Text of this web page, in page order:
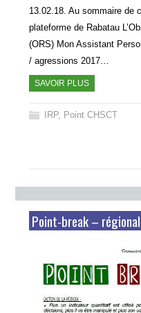
13.02.18. Au sommaire de
plateforme de Rabatau
(ORS) Mon Assistant
/ agressions 2017…
SAVOIR PLUS
IRP, Point CHSCT
Point-break – régional